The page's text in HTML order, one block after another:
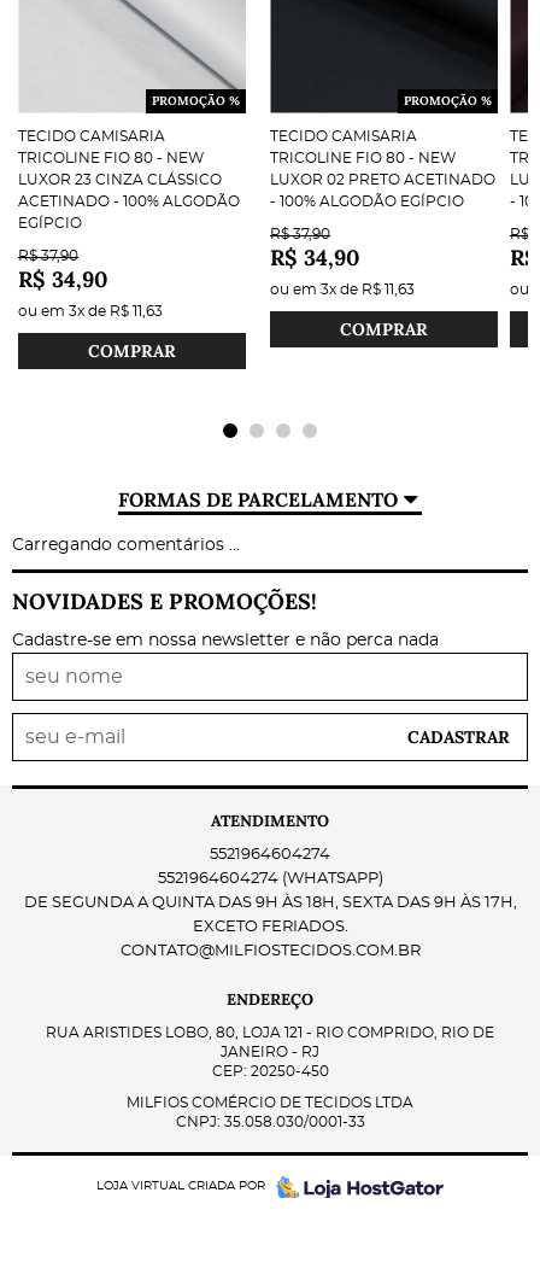
PROMOÇÃO %
TECIDO CAMISARIA
TRICOLINE FIO 80 - NEW
LUXOR 23 CINZA CLÁSSICO
ACETINADO - 100% ALGODÃO
EGÍPCIO
R$ 37,90
R$ 34,90
ou em 3x de R$ 11,63
COMPRAR
PROMOÇÃO %
TECIDO CAMISARIA
TRICOLINE FIO 80 - NEW
LUXOR 02 PRETO ACETINADO
- 100% ALGODÃO EGÍPCIO
R$ 37,90
R$ 34,90
ou em 3x de R$ 11,63
COMPRAR
-
R$
ou
FORMAS DE PARCELAMENTO
Carregando comentários ...
NOVIDADES E PROMOÇÕES!
Cadastre-se em nossa newsletter e não perca nada
CADASTRAR
ATENDIMENTO
5521964604274
5521964604274 (WHATSAPP)
DE SEGUNDA A QUINTA DAS 9H ÀS 18H, SEXTA DAS 9H ÀS 17H,
EXCETO FERIADOS.
CONTATO@MILFIOSTECIDOS.COM.BR
ENDEREÇO
RUA ARISTIDES LOBO, 80, LOJA 121 - RIO COMPRIDO, RIO DE
JANEIRO - RJ
CEP: 20250-450
MILFIOS COMÉRCIO DE TECIDOS LTDA
CNPJ: 35.058.030/0001-33
LOJA VIRTUAL CRIADA POR